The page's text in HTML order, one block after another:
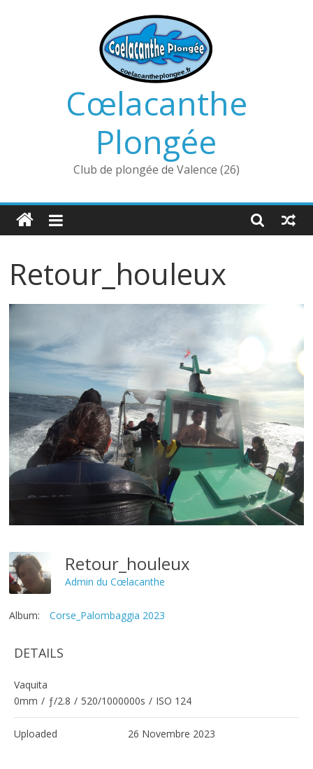
Cœlacanthe
Plongée
Club de plongée de Valence (26)
Retour_houleux
Retour_houleux
Admin du Cœlacanthe
Album: Corse_Palombaggia 2023
DETAILS
Vaquita
0mm / ƒ/2.8 / 520/1000000s / ISO 124
Uploaded 26 Novembre 2023